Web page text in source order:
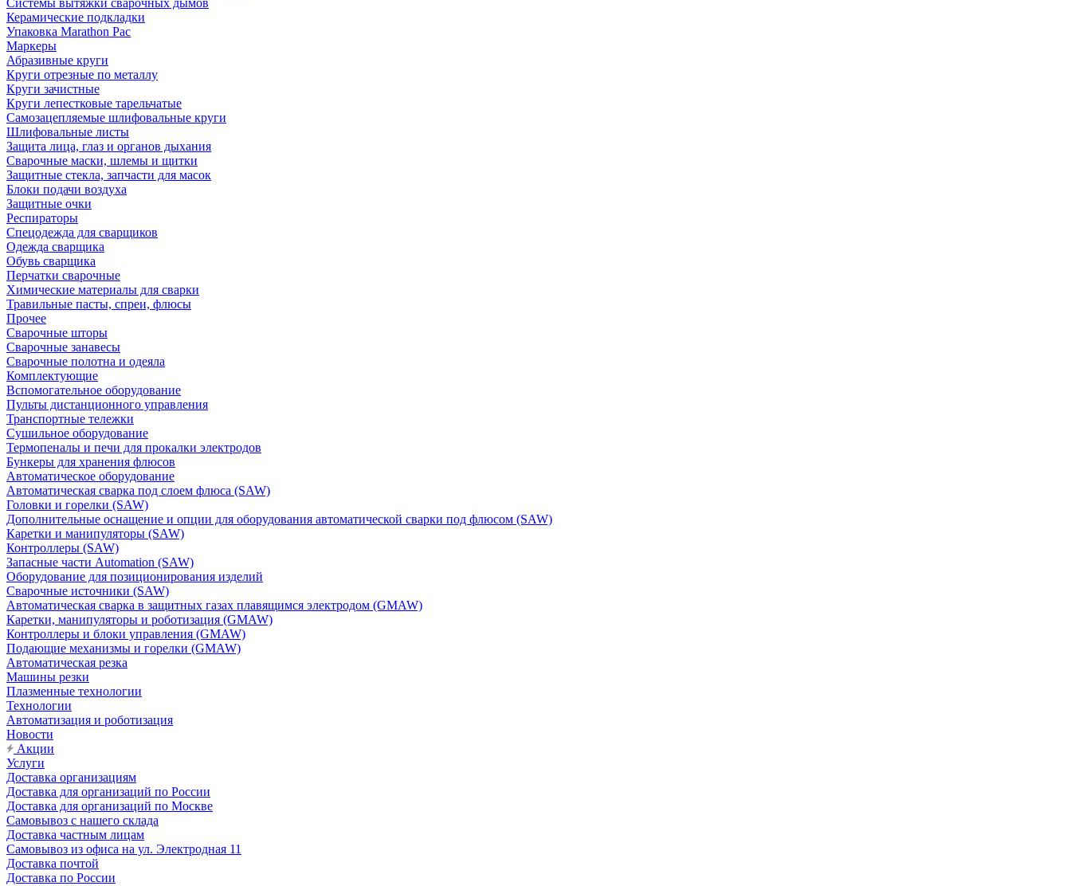
Системы вытяжки сварочных дымов
Керамические подкладки
Упаковка Marathon Pac
Маркеры
Абразивные круги
Круги отрезные по металлу
Круги зачистные
Круги лепестковые тарельчатые
Самозацепляемые шлифовальные круги
Шлифовальные листы
Защита лица, глаз и органов дыхания
Сварочные маски, шлемы и щитки
Защитные стекла, запчасти для масок
Блоки подачи воздуха
Защитные очки
Респираторы
Спецодежда для сварщиков
Одежда сварщика
Обувь сварщика
Перчатки сварочные
Химические материалы для сварки
Травильные пасты, спреи, флюсы
Прочее
Сварочные шторы
Сварочные занавесы
Сварочные полотна и одеяла
Комплектующие
Вспомогательное оборудование
Пульты дистанционного управления
Транспортные тележки
Сушильное оборудование
Термопеналы и печи для прокалки электродов
Бункеры для хранения флюсов
Автоматическое оборудование
Автоматическая сварка под слоем флюса (SAW)
Головки и горелки (SAW)
Дополнительные оснащение и опции для оборудования автоматической сварки под флюсом (SAW)
Каретки и манипуляторы (SAW)
Контроллеры (SAW)
Запасные части Automation (SAW)
Оборудование для позиционирования изделий
Сварочные источники (SAW)
Автоматическая сварка в защитных газах плавящимся электродом (GMAW)
Каретки, манипуляторы и роботизация (GMAW)
Контроллеры и блоки управления (GMAW)
Подающие механизмы и горелки (GMAW)
Автоматическая резка
Машины резки
Плазменные технологии
Технологии
Автоматизация и роботизация
Новости
Акции
Услуги
Доставка организациям
Доставка для организаций по России
Доставка для организаций по Москве
Самовывоз с нашего склада
Доставка частным лицам
Самовывоз из офиса на ул. Электродная 11
Доставка почтой
Доставка по России